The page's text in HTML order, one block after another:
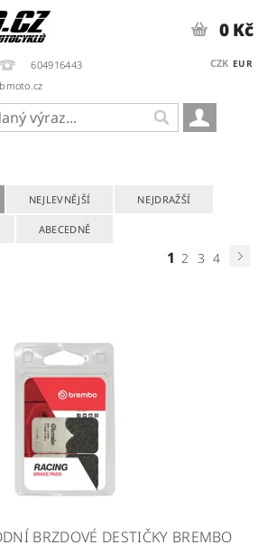
604916443
CZK EUR
0 Kč
NEJLEVNĚJŠÍ NEJDRAŽŠÍ
ABECEDNĚ
1 2 3 4
BRZDOVÉ DESTIČKY BREMBO